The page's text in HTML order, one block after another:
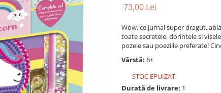
73,00 Lei
Wow, ce jurnal super dragut,
toate secretele, dorintele si
pozele sau poeziile preferate!
Vârstă: 6+
STOC EPUIZAT
Durată de livrare: 1